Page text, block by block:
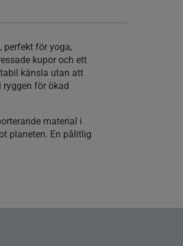
perfekt för yoga,
kupor och ett
känsla utan att
ryggen för ökad
material i
planeten. En pålitlig